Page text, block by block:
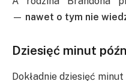
— nawet o tym nie
Dziesięć minut
Dokładnie dziesięć